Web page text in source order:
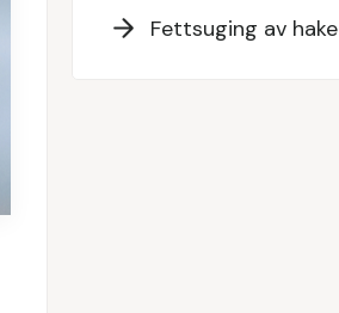
Fettsuging av hake